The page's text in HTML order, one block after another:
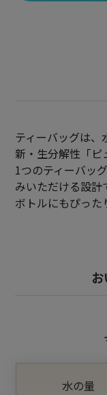
ティーバッグは、
新・生分解性「ピ
1つのティーバッ
みいただける設
ボトルにもぴった
水の量